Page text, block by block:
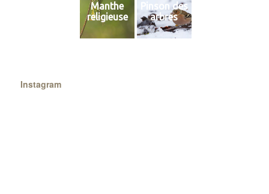
Manthe
religieuse
Pinson des
arbres
Instagram